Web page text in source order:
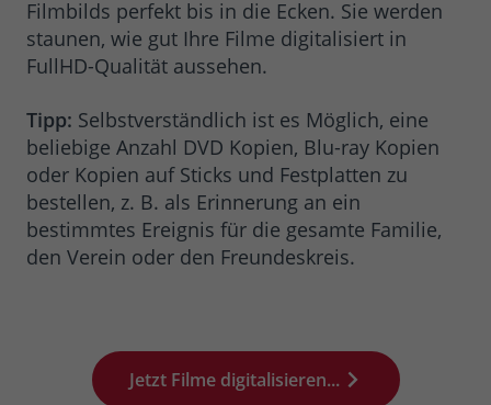
Filmbilds perfekt bis in die Ecken. Sie werden
staunen, wie gut Ihre Filme digitalisiert in
FullHD-Qualität aussehen.
Tipp: Selbstverständlich ist es Möglich, eine
beliebige Anzahl DVD Kopien, Blu-ray Kopien
oder Kopien auf Sticks und Festplatten zu
bestellen, z. B. als Erinnerung an ein
bestimmtes Ereignis für die gesamte Familie,
den Verein oder den Freundeskreis.
Jetzt Filme digitalisieren...